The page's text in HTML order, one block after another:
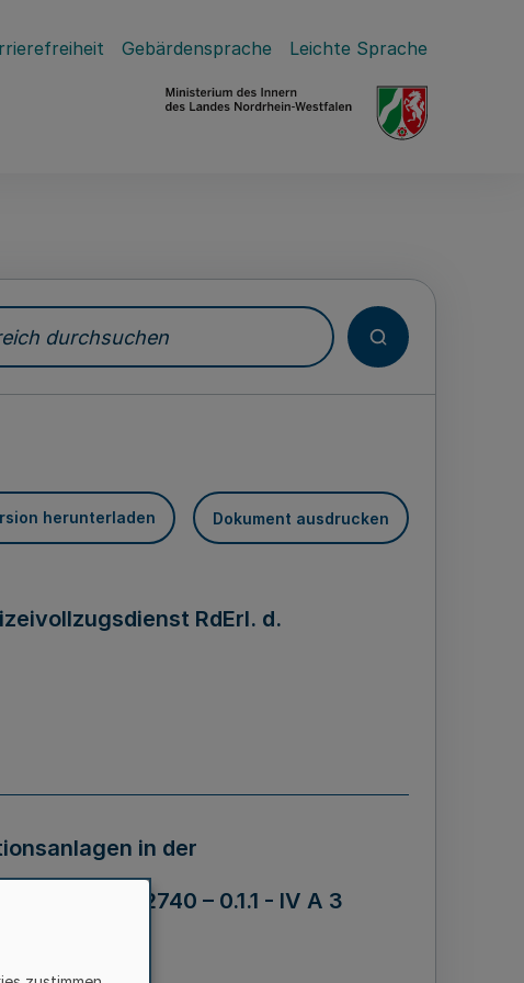
Gebärdensprache Leichte Sprache
durchsuchen
herunterladen Dokument ausdrucken
RdErl. d.
in der
- B 2740 – 0.1.1 - IV A 3